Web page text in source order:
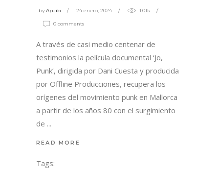
byApaib 24 enero, 2024 1.01k
0 comments
A través de casi medio centenar de
testimonios la película documental ‘Jo,
Punk’, dirigida por Dani Cuesta y producida
por Offline Producciones, recupera los
orígenes del movimiento punk en Mallorca
a partir de los años 80 con el surgimiento
de
READ MORE
Tags: